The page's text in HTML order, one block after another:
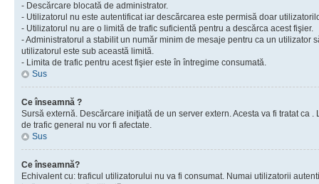
- Descărcare blocată de administrator.
- Utilizatorul nu este autentificat iar descărcarea este permisă doar
- Utilizatorul nu are o limită de trafic suficientă pentru a descărca acest fişier.
- Administratorul a stabilit un număr minim de mesaje pentru ca un utilizator
utilizatorul este sub această limită.
- Limita de trafic pentru acest fişier este în întregime consumată.
Sus
Ce înseamnă ?
Sursă externă. Descărcare iniţiată de un server extern. Acesta va fi tratat ca
de trafic general nu vor fi afectate.
Sus
Ce înseamnă?
Echivalent cu: traficul utilizatorului nu va fi consumat. Numai utilizatorii